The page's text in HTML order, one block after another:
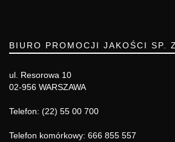
BIURO PROMOCJI JAKOŚCI SP.
ul. Resorowa 10
02-956 WARSZAWA
Telefon: (22) 55 00 700
Telefon komórkowy: 666 855 557